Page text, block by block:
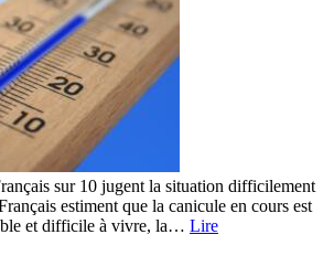
sur 10 jugent la situation difficilement
estiment que la canicule en cours est
et difficile à vivre, la… Lire